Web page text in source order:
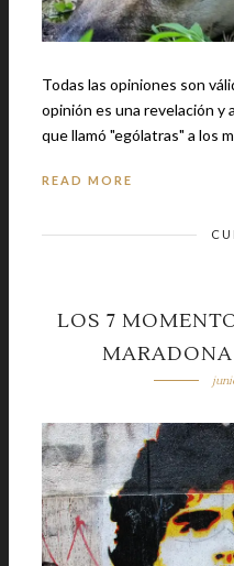
Todas las opiniones son
opinión es una revelación y
que llamó "ególatras" a los
READ MORE
LOS 7
MARADONA